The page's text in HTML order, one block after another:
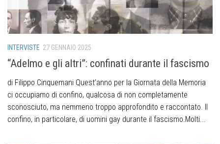
INTERVISTE 27 GENNAIO 2025
“Adelmo e gli altri”: confinati durante il fascismo
di Filippo Cinquemani Quest’anno per la Giornata della Memoria
ci occupiamo di confino, qualcosa di non completamente
sconosciuto, ma nemmeno troppo approfondito e raccontato. Il
confino, in particolare, di uomini gay durante il fascismo.Molti...